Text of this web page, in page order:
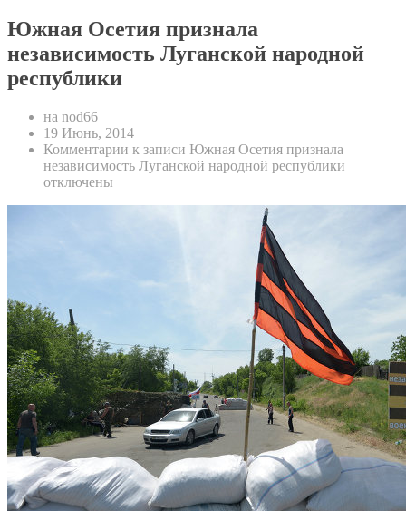
Южная Осетия признала
независимость Луганской народной
республики
на nod66
19 Июнь, 2014
Комментарии к записи Южная Осетия признала
независимость Луганской народной республики
отключены